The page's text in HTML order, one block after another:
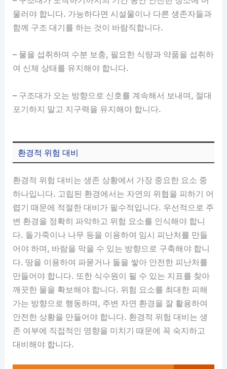
물러야 합니다. 가능하다면 시설물이나 다른 생존자들과
함께 구조 대기를 하는 것이 바람직합니다.
– 물을 섭취하며 수분 보충, 필요한 식량과 약품을 섭취하
여 신체 상태를 유지해야 합니다.
– 구조대가 오는 방향으로 신호를 계속해서 보내며, 절대
포기하지 말고 지구력을 유지해야 합니다.
환경적 위험 대비
환경적 위험 대비는 생존 상황에서 가장 중요한 요소 중
하나입니다. 고립된 환경에서는 자연의 위협을 피하기 어
렵기 때문에 적절한 대비가 필수적입니다. 우선적으로 주
변 환경을 정확히 파악하고 위험 요소를 인식해야 합니
다. 돌가죽이나 나무 등을 이용하여 임시 피난처를 만들
어야 하며, 바람을 막을 수 있는 방향으로 구축해야 합니
다. 땅을 이용하여 파묻거나 돌을 쌓아 안전한 피난처를
만들어야 합니다. 또한 식수원이 될 수 있는 지표를 찾아
깨끗한 물을 확보해야 합니다. 위험 요소를 최대한 피해
가는 방향으로 행동하며, 주변 자연 환경을 잘 활용하여
안전한 상황을 만들어야 합니다. 환경적 위험 대비는 생
존 여부에 직접적인 영향을 미치기 때문에 꼭 숙지하고
대비해야 합니다.